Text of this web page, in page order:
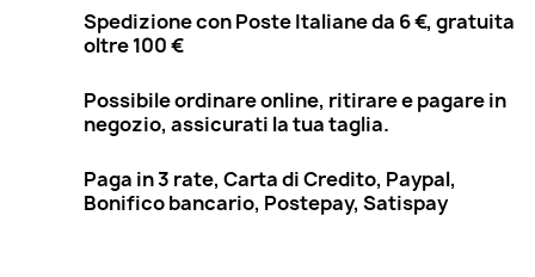
Spedizione con Poste Italiane da 6 €, gratuita
oltre 100 €
Possibile ordinare online, ritirare e pagare in
negozio, assicurati la tua taglia.
Paga in 3 rate, Carta di Credito, Paypal,
Bonifico bancario, Postepay, Satispay